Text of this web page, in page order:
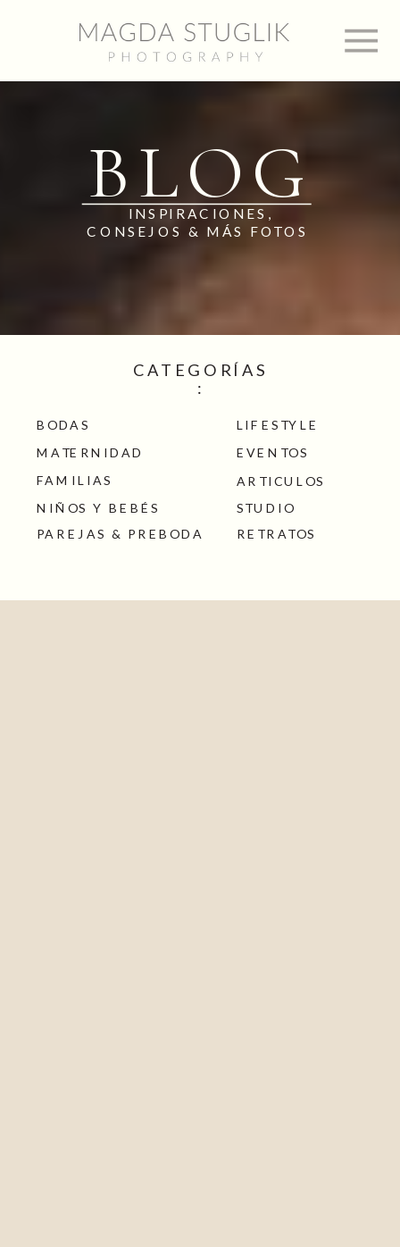
BLOG
INSPIRACIONES,
CONSEJOS & MÁS FOTOS
CATEGORÍAS
:
BODAS
MATERNIDAD
FAMILIAS
NIÑOS Y BEBÉS
STUDIO
PAREJAS & PREBODA
ARTICULOS
EVENTOS
LIFESTYLE
RETRATOS